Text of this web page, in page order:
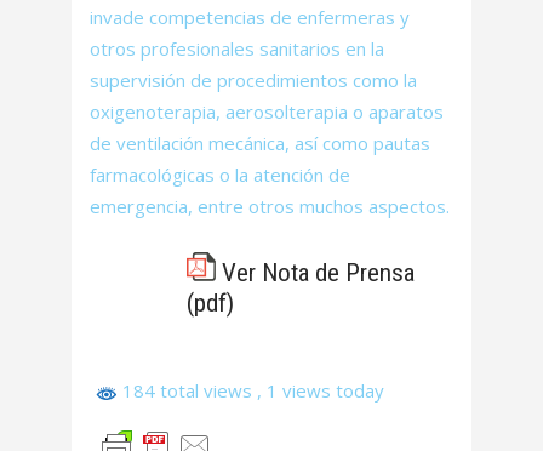
invade competencias de enfermeras y
otros profesionales sanitarios en la
supervisión de procedimientos como la
oxigenoterapia, aerosolterapia o aparatos
de ventilación mecánica, así como pautas
farmacológicas o la atención de
emergencia, entre otros muchos aspectos.
Ver Nota de Prensa
(pdf)
184 total views , 1 views today